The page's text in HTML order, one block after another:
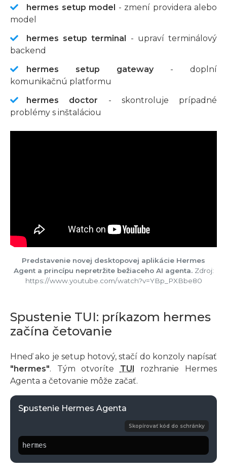
hermes setup model - zmení providera alebo
model
hermes setup terminal - upraví terminálový
backend
hermes setup gateway- doplní
komunikačnú platformu
hermes doctor - skontroluje prípadné
problémy s inštaláciou
Predstavenie novej desktopovej aplikácie Hermes
Agent a princípu nepretržite bežiaceho AI agenta.Zdroj:
https://www.youtube.com/watch?v=YBp_PXBbe80
Spustenie TUI: príkazom hermes
začína četovanie
Hneď ako je setup hotový, stačí do konzoly napísať
"hermes". Tým otvoríte TUI
rozhranie Hermes
Agenta a četovanie môže začať.
Spustenie Hermes Agenta
Skopírovať kód do schránky
hermes